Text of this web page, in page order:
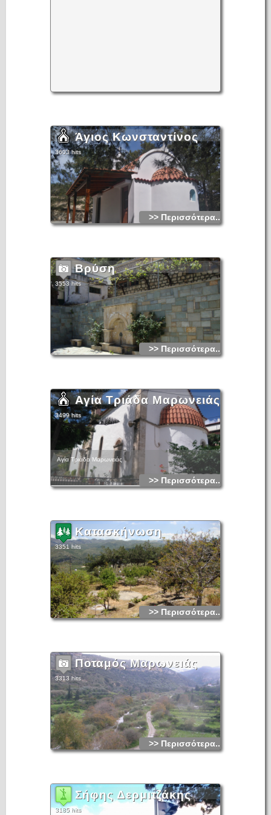
Άγιος Κωνσταντίνος
3603 hits
>> Περισσότερα...
Βρύση
3553 hits
>> Περισσότερα...
Αγία Τριάδα Μαρωνειάς
3499 hits
Αγία Τριάδα Μαρωνειάς
>> Περισσότερα...
Κατασκήνωση
3351 hits
>> Περισσότερα...
Ποταμός Μαρωνειάς
3313 hits
>> Περισσότερα...
Σήφης Δερμιτζάκης
3185 hits